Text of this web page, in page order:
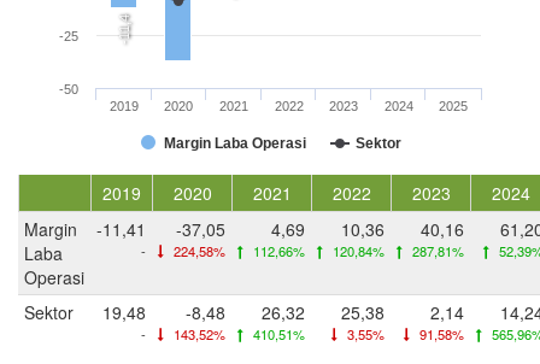
-11,4
Margin Laba Operasi Sektor
2019 2020 2021 2022 2023 2024 2025
-50
-25
2019 2020 2021 2022 2023
2024
Margin
Laba
Operasi
-11,41
-
-37,05
224,58%
4,69
112,66%
10,36
120,84%
40,16
287,81%
Sektor 19,48
-
-8,48
143,52%
26,32
410,51%
25,38
3,55%
2,14
91,58%